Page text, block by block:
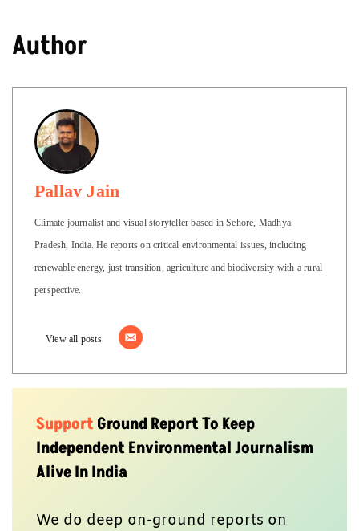
Author
Pallav Jain
Climate journalist and visual storyteller based in Sehore, Madhya
Pradesh, India. He reports on critical environmental issues, including
renewable energy, just transition, agriculture and biodiversity with a rural
perspective.
View all posts
SupportGround Report To Keep
Independent Environmental Journalism
Alive In India
We do deep on-ground reports on